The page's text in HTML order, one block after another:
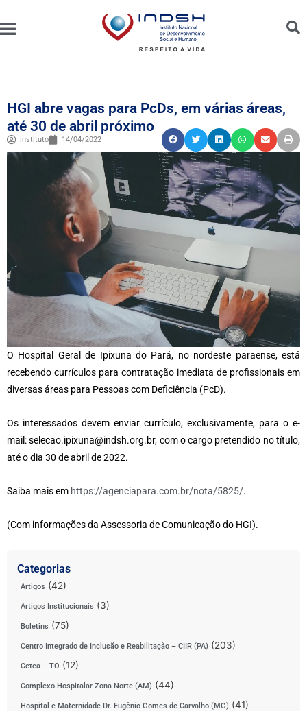
HGI abre vagas para PcDs, em várias áreas,
até 30 de abril próximo
instituto 14/04/2022
O Hospital Geral de Ipixuna do Pará, no nordeste paraense, está
recebendo currículos para contratação imediata de profissionais em
diversas áreas para Pessoas com Deficiência (PcD).
Os interessados devem enviar currículo, exclusivamente, para o e-
mail:selecao.ipixuna@indsh.org.br, com o cargo pretendido no título,
até o dia 30 de abril de 2022.
Saiba mais em https://agenciapara.com.br/nota/5825/.
(Com informações da Assessoria de Comunicação do HGI).
Categorias
Artigos (42)
Artigos Institucionais (3)
Boletins (75)
Centro Integrado de Inclusão e Reabilitação – CIIR (PA) (203)
Cetea – TO (12)
Complexo Hospitalar Zona Norte (AM) (44)
Hospital e Maternidade Dr. Eugênio Gomes de Carvalho (MG) (41)